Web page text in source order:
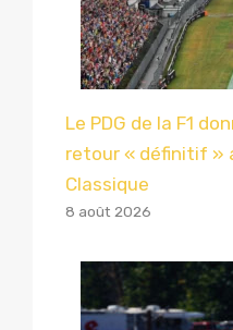
Le PDG de la F1
retour « définitif »
Classique
8 août 2026